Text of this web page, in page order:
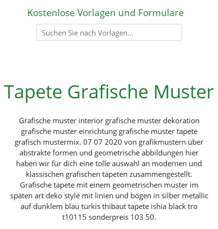
Kostenlose Vorlagen und Formulare
Tapete Grafische Muster
Grafische muster interior grafische muster dekoration
grafische muster einrichtung grafische muster tapete
grafisch mustermix. 07 07 2020 von grafikmustern über
abstrakte formen und geometrische abbildungen hier
haben wir für dich eine tolle auswahl an modernen und
klassischen grafischen tapeten zusammengestellt.
Grafische tapete mit einem geometrischen muster im
späten art deko style mit linien und bögen in silber metallic
auf dunklem blau türkis thibaut tapete ishia black tro
t10115 sonderpreis 103 50.